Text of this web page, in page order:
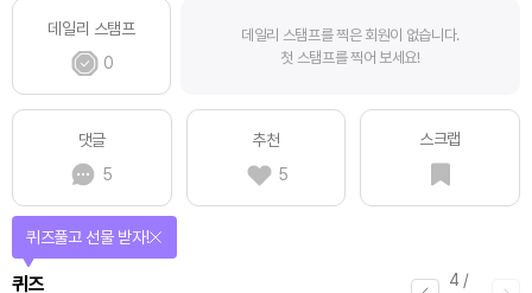
데일리 스탬프
0
데일리 스탬프를 찍은 회원이 없습니다.
첫 스탬프를 찍어 보세요!
댓글
5
추천
5
스크랩
4 /
퀴즈
퀴즈풀고 선물 받자!